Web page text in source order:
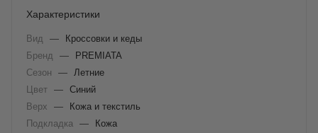
Характеристики
Вид —
Кроссовки и кеды
Бренд
—
PREMIATA
Сезон
—
Летние
Цвет — Синий
Верх
—
Кожа и текстиль
Подкладка
—
Кожа